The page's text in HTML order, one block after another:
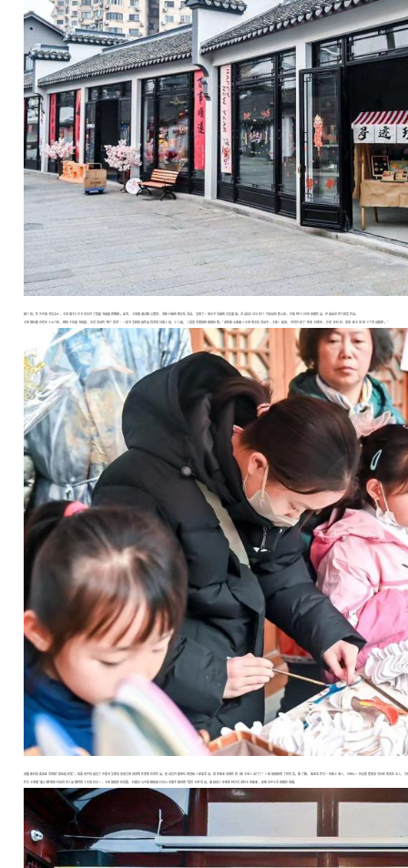
据介绍，作为中国书法之乡，七宝镇于2018年拉开了首届书画展的帷幕。此次，七宝镇通过精心策划、创新升级传统文化活动，呈现了一场古今交融的文化盛宴。活动自2023年11月启动征集以来，共收到1006份参赛作品，评选出近百个获奖作品。
七宝镇社建办有关人士介绍，相较于历届书画展，本次活动有“两个首次”：一是书法和绘画作品首次划分成人组、少儿组，二是首次增加短视频征集。“这些新元素融入七宝的文化活动中，大家一起来，共同开启了‘传承·好家风、乐享·在社区、发现·新七宝’这三个活动篇章。”
茂盛新村居委会此次荣获“最佳组织奖”。居委会不仅选送了中国书法家协会会员单闯闯等作者的优秀作品，还动员共建单位的创始人参加活动，居民朱圣洁制作的《新七宝人出门了！》短视频获得了优秀奖。据了解，朱圣洁作为一名新上海人，已经从一名志愿者变身为社区的青年达人，为
作为七宝镇“童心圆”家校社协同育人品牌内的十大项目之一，七宝镇居民区党委、社建办与中国邮政闵行分公司携手推进的“慧赏七宝”活动，鼓励青少年用多种方式讲好七宝故事，还联合中小学校推优参赛。